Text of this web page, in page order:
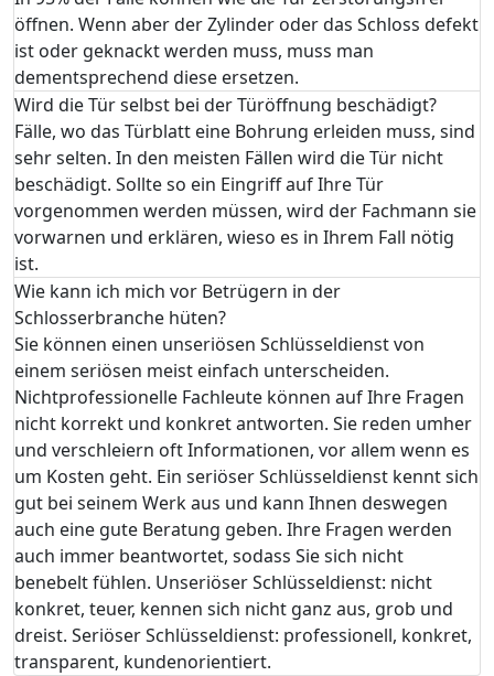
öffnen. Wenn aber der Zylinder oder das Schloss defekt
ist oder geknackt werden muss, muss man
dementsprechend diese ersetzen.
Wird die Tür selbst bei der Türöffnung beschädigt?
Fälle, wo das Türblatt eine Bohrung erleiden muss, sind
sehr selten. In den meisten Fällen wird die Tür nicht
beschädigt. Sollte so ein Eingriff auf Ihre Tür
vorgenommen werden müssen, wird der Fachmann sie
vorwarnen und erklären, wieso es in Ihrem Fall nötig
ist.
Wie kann ich mich vor Betrügern in der
Schlosserbranche hüten?
Sie können einen unseriösen Schlüsseldienst von
einem seriösen meist einfach unterscheiden.
Nichtprofessionelle Fachleute können auf Ihre Fragen
nicht korrekt und konkret antworten. Sie reden umher
und verschleiern oft Informationen, vor allem wenn es
um Kosten geht. Ein seriöser Schlüsseldienst kennt sich
gut bei seinem Werk aus und kann Ihnen deswegen
auch eine gute Beratung geben. Ihre Fragen werden
auch immer beantwortet, sodass Sie sich nicht
benebelt fühlen. Unseriöser Schlüsseldienst: nicht
konkret, teuer, kennen sich nicht ganz aus, grob und
dreist. Seriöser Schlüsseldienst: professionell, konkret,
transparent, kundenorientiert.